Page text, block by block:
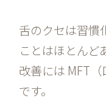
舌のクセは習慣
ことはほとんど
改善には MFT
です。